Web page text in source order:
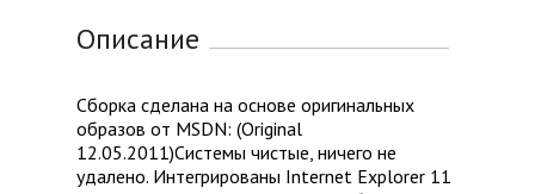
Описание
Сборка сделана на основе оригинальных
образов от MSDN: (Original
12.05.2011)Системы чистые, ничего не
удалено. Интегрированы Internet Explorer 11